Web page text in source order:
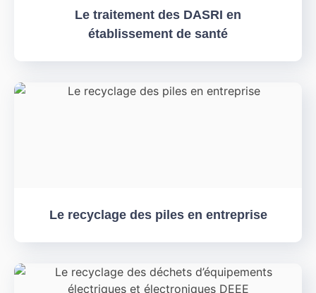
Le traitement des DASRI en
établissement de santé
Le recyclage des piles en entreprise